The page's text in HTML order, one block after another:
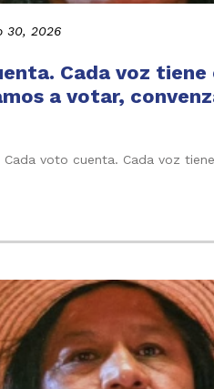
30, 2026
Cada voz
a votar,
Cada voto cuenta. Cada voz